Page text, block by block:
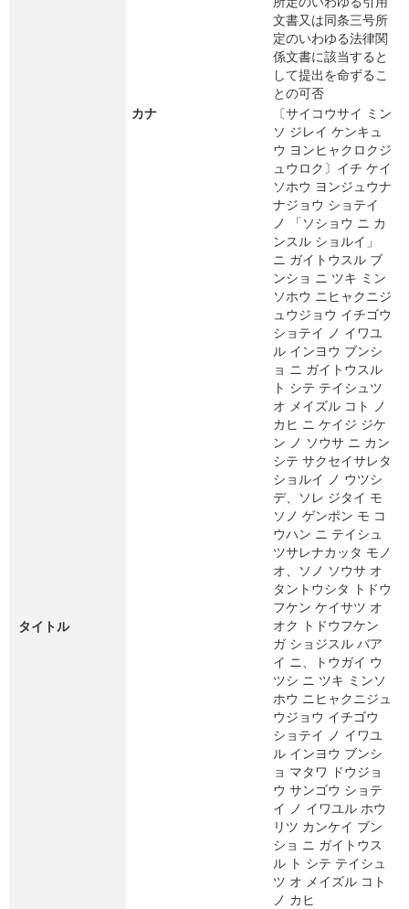
タイトル
文書又は同条三号所
定のいわゆる法律関
係文書に該当すると
して提出を命ずるこ
との可否
カナ
〔サイコウサイ ミン
ソ ジレイ ケンキュ
ウ ヨンヒャクロクジ
ュウロク〕イチ ケイ
ソホウ ヨンジュウナ
ナジョウ ショテイ
ノ 「ソショウ ニ カ
ンスル ショルイ」
ニ ガイトウスル ブ
ンショ ニ ツキ ミン
ソホウ ニヒャクニジ
ュウジョウ イチゴウ
ショテイ ノ イワユ
ル インヨウ ブンシ
ョ ニ ガイトウスル
ト シテ テイシュツ
オ メイズル コト ノ
カヒ ニ ケイジ ジケ
ン ノ ソウサ ニ カン
シテ サクセイサレタ
ショルイ ノ ウツシ
デ、ソレ ジタイ モ
ソノ ゲンポン モ コ
ウハン ニ テイシュ
ツサレナカッタ モノ
オ、ソノ ソウサ オ
タントウシタ トドウ
フケン ケイサツ オ
オク トドウフケン
ガ ショジスル バア
イ ニ、トウガイ ウ
ツシ ニ ツキ ミンソ
ホウ ニヒャクニジュ
ウジョウ イチゴウ
ショテイ ノ イワユ
ル インヨウ ブンシ
ョ マタワ ドウジョ
ウ サンゴウ ショテ
イ ノ イワユル ホウ
リツ カンケイ ブン
ショ ニ ガイトウス
ル ト シテ テイシュ
ツ オ メイズル コト
ノ カヒ